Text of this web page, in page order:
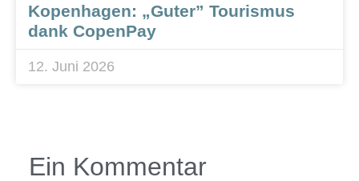
Kopenhagen: „Guter” Tourismus
dank CopenPay
12. Juni 2026
Ein Kommentar